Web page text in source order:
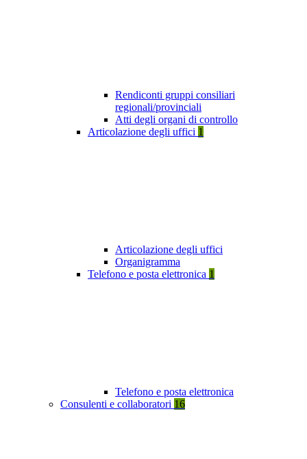
Rendiconti gruppi consiliari
regionali/provinciali
Atti degli organi di controllo
Articolazione degli uffici 1
Articolazione degli uffici
Organigramma
Telefono e posta elettronica 1
Telefono e posta elettronica
Consulenti e collaboratori 16